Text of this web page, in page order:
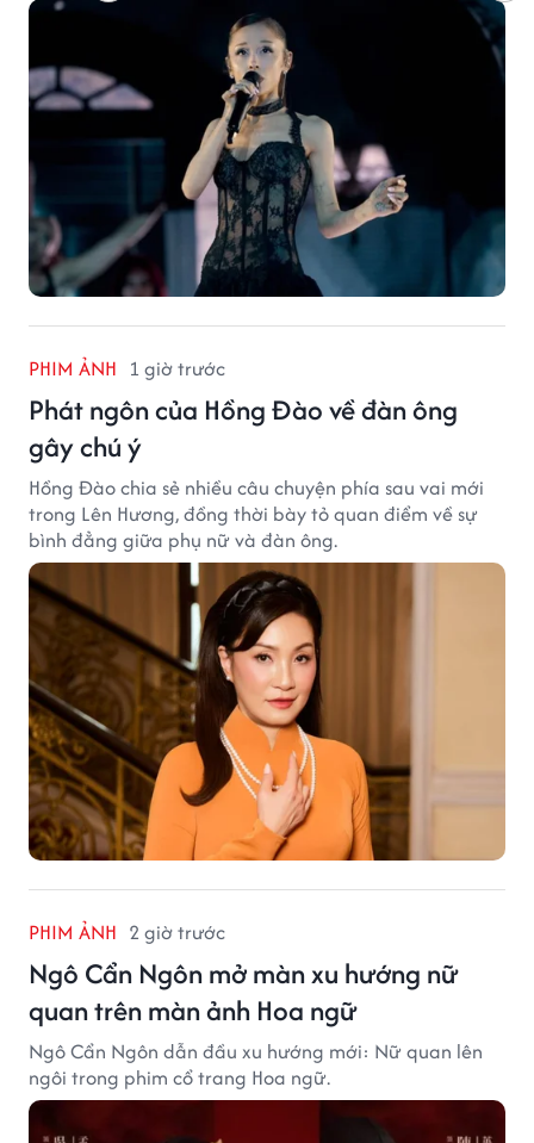
PHIM ẢNH 1 giờ trước
Phát ngôn của Hồng Đào về đàn ông
gây chú ý
Hồng Đào chia sẻ nhiều câu chuyện phía sau vai mới
trong Lên Hương, đồng thời bày tỏ quan điểm về sự
bình đẳng giữa phụ nữ và đàn ông.
PHIM ẢNH 2 giờ trước
Ngô Cẩn Ngôn mở màn xu hướng nữ
quan trên màn ảnh Hoa ngữ
Ngô Cẩn Ngôn dẫn đầu xu hướng mới: Nữ quan lên
ngôi trong phim cổ trang Hoa ngữ.